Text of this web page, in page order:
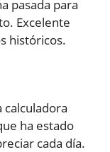
pasada para
Excelente
históricos.
calculadora
ha estado
cada día.